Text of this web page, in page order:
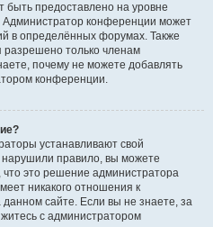
предоставлено на уровне
конференции может
в определённых форумах. Также
разрешено только членам
почему не можете добавлять
конференции.
устанавливают свой
правило, вы можете
это решение администратора
никакого отношения к
сайте. Если вы не знаете, за
с администратором